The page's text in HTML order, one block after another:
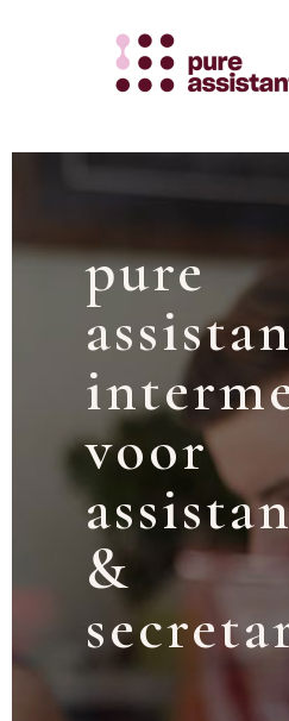
pure
voor
&